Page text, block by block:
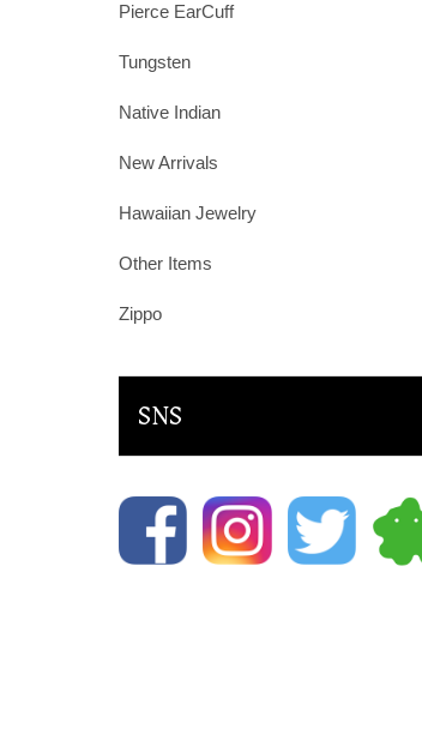
Pierce EarCuff
Tungsten
Native Indian
New Arrivals
Hawaiian Jewelry
Other Items
Zippo
SNS